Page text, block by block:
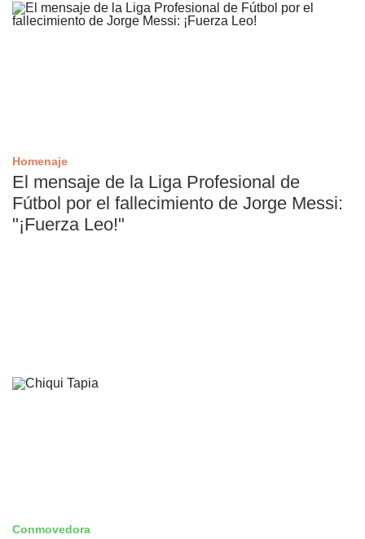
Homenaje
El mensaje de la Liga Profesional de
Fútbol por el fallecimiento de Jorge Messi:
"¡Fuerza Leo!"
Conmovedora